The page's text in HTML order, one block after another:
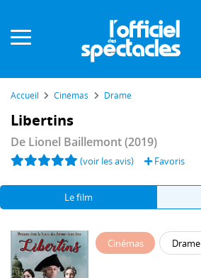
Accueil Cinémas Drame
Libertins
De Lionel Baillemont(2019)
(voir les avis) Favoris
Le film
Cinémas Drame